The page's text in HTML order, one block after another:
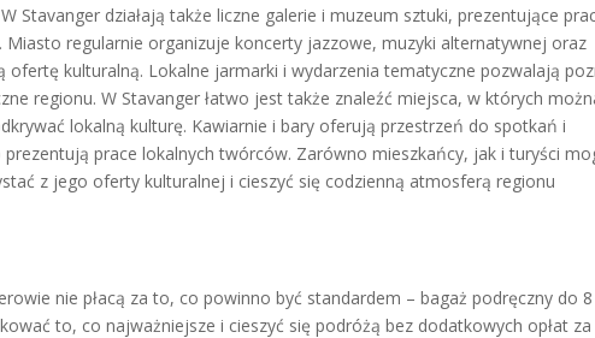
Stavanger działają także liczne galerie i muzeum sztuki, prezentujące
Miasto regularnie organizuje koncerty jazzowe, muzyki alternatywnej oraz
ofertę kulturalną. Lokalne jarmarki i wydarzenia tematyczne pozwalają
regionu. W Stavanger łatwo jest także znaleźć miejsca, w których
lokalną kulturę. Kawiarnie i bary oferują przestrzeń do spotkań i
prace lokalnych twórców. Zarówno mieszkańcy, jak i turyści
z jego oferty kulturalnej i cieszyć się codzienną atmosferą regionu
nie płacą za to, co powinno być standardem – bagaż podręczny do
to, co najważniejsze i cieszyć się podróżą bez dodatkowych opłat za